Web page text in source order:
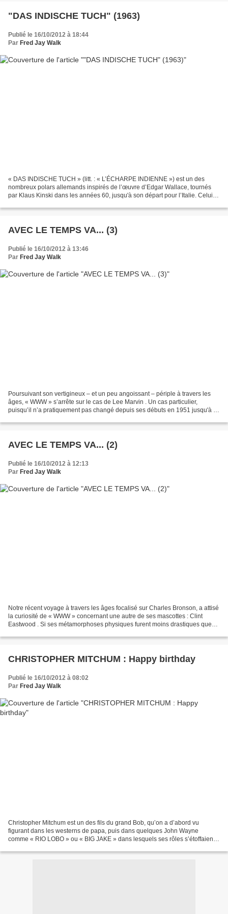
"DAS INDISCHE TUCH" (1963)
Publié le 16/10/2012 à 18:44
Par Fred Jay Walk
« DAS INDISCHE TUCH » (litt. : « L’ÉCHARPE INDIENNE ») est un des
nombreux polars allemands inspirés de l’œuvre d’Edgar Wallace, tournés
par Klaus Kinski dans les années 60, jusqu'à son départ pour l’Italie. Celui-ci
AVEC LE TEMPS VA... (3)
Publié le 16/10/2012 à 13:46
Par Fred Jay Walk
Poursuivant son vertigineux – et un peu angoissant – périple à travers les
âges, « WWW » s’arrête sur le cas de Lee Marvin . Un cas particulier,
puisqu’il n’a pratiquement pas changé depuis ses débuts en 1951 jusqu'à sa
AVEC LE TEMPS VA... (2)
Publié le 16/10/2012 à 12:13
Par Fred Jay Walk
Notre récent voyage à travers les âges focalisé sur Charles Bronson, a attisé
la curiosité de « WWW » concernant une autre de ses mascottes : Clint
Eastwood . Si ses métamorphoses physiques furent moins drastiques que
CHRISTOPHER MITCHUM : Happy birthday
Publié le 16/10/2012 à 08:02
Par Fred Jay Walk
Christopher Mitchum est un des fils du grand Bob, qu’on a d’abord vu
figurant dans les westerns de papa, puis dans quelques John Wayne
comme « RIO LOBO » ou « BIG JAKE » dans lesquels ses rôles s’étoffaient